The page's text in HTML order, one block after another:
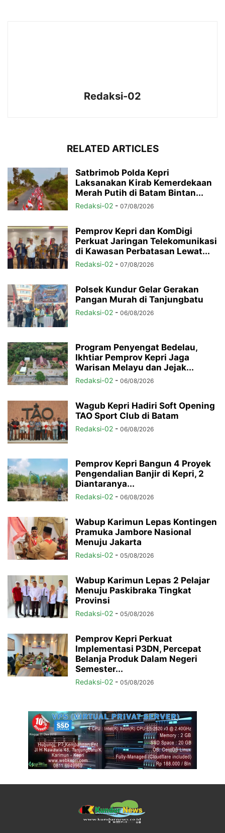
Redaksi-02
RELATED ARTICLES
Satbrimob Polda Kepri
Laksanakan Kirab Kemerdekaan
Merah Putih di Batam Bintan...
Redaksi-02 - 07/08/2026
Pemprov Kepri dan KomDigi
Perkuat Jaringan Telekomunikasi
di Kawasan Perbatasan Lewat...
Redaksi-02 - 07/08/2026
Polsek Kundur Gelar Gerakan
Pangan Murah di Tanjungbatu
Redaksi-02 - 06/08/2026
Program Penyengat Bedelau,
Ikhtiar Pemprov Kepri Jaga
Warisan Melayu dan Jejak...
Redaksi-02 - 06/08/2026
Wagub Kepri Hadiri Soft Opening
TAO Sport Club di Batam
Redaksi-02 - 06/08/2026
Pemprov Kepri Bangun 4 Proyek
Pengendalian Banjir di Kepri, 2
Diantaranya...
Redaksi-02 - 06/08/2026
Wabup Karimun Lepas Kontingen
Pramuka Jambore Nasional
Menuju Jakarta
Redaksi-02 - 05/08/2026
Wabup Karimun Lepas 2 Pelajar
Menuju Paskibraka Tingkat
Provinsi
Redaksi-02 - 05/08/2026
Pemprov Kepri Perkuat
Implementasi P3DN, Percepat
Belanja Produk Dalam Negeri
Semester...
Redaksi-02 - 05/08/2026